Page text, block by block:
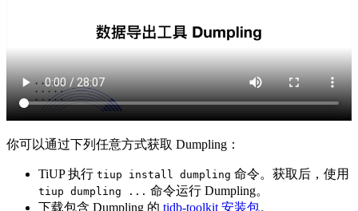
你可以通过下列任意方式获取 Dumpling：
TiUP 执行 tiup install dumpling 命令。获取后，使用
tiup dumpling ... 命令运行 Dumpling。
下载包含 Dumpling 的 tidb-toolkit 安装包。